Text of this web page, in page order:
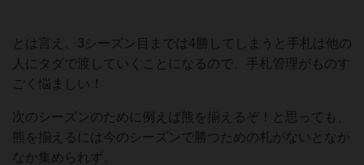
とは言え、3シーズン目までは4勝してしまうと手札は他の
人にタダで渡していくことになるので、手札管理がものす
ごく悩ましい！
次のシーズンのために例えば熊を揃えるぞ！と思っても、
熊を揃えるには今のシーズンで勝つための札がないとなか
なか集められず。